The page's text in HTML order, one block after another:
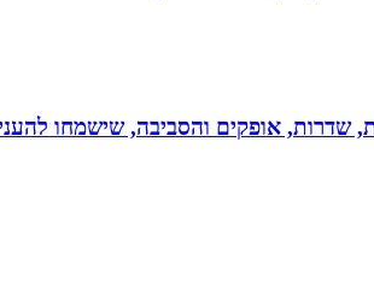
אופקים והסביבה, שישמחו